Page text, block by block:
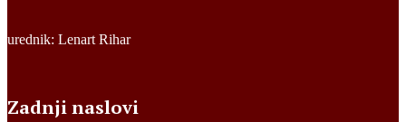
urednik: Lenart Rihar
Zadnji naslovi